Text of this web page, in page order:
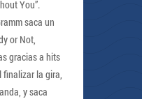
You”.
saca un
or Not,
gracias a hits
finalizar la gira,
y saca